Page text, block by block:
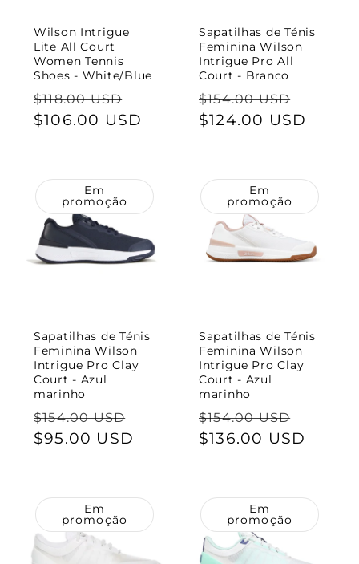
Wilson Intrigue
Lite All Court
Women Tennis
Shoes - White/Blue
Preço
normal
$118.00 USD
de
$106.00 USD
Sapatilhas de Ténis
Feminina Wilson
Intrigue Pro All
Court - Branco
Preço
normal
$154.00 USD
de
$124.00 USD
Em
promoção
Sapatilhas de Ténis
Feminina Wilson
Intrigue Pro Clay
Court - Azul
marinho
Preço
normal
$154.00 USD
$95.00 USD
Em
promoção
Sapatilhas de Ténis
Feminina Wilson
Intrigue Pro Clay
Court - Azul
marinho
Preço
normal
$154.00 USD
de
$136.00 USD
Em
promoção
Em
promoção